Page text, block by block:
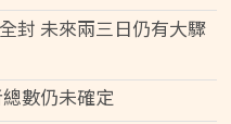
封 未來兩三日仍有大驟
數仍未確定